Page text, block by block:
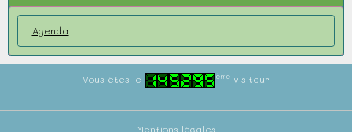
Agenda
Vous êtes le ème visiteur
Mentions légales